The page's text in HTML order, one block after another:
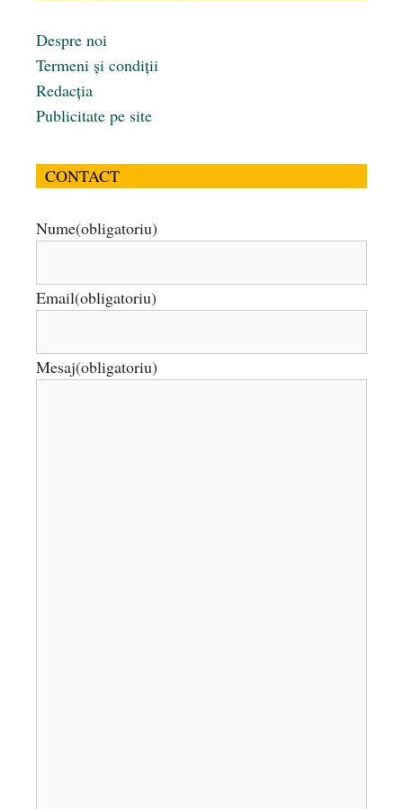
Despre noi
Termeni și condiții
Redacția
Publicitate pe site
CONTACT
Nume(obligatoriu)
Email(obligatoriu)
Mesaj(obligatoriu)